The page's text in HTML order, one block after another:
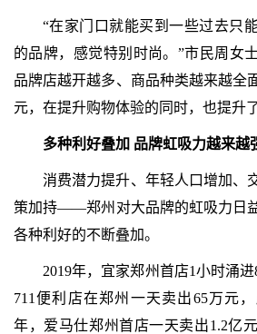
“在家门口就能买到一些过去只
的品牌，感觉特别时尚。”市民周女
品牌店越开越多、商品种类越来越全
元，在提升购物体验的同时，也提升
多种利好叠加 品牌虹吸力越来越
消费潜力提升、年轻人口增加、
策加持——郑州对大品牌的虹吸力日
各种利好的不断叠加。
2019年，宜家郑州首店1小时涌进
711便利店在郑州一天卖出65万元
年，爱马仕郑州首店一天卖出1.2亿